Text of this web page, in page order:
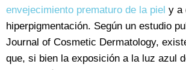
envejecimiento prematuro de la piel y a
hiperpigmentación. Según un estudio
Journal of Cosmetic Dermatology,
que, si bien la exposición a la luz azul